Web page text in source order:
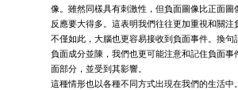
像。雖然同樣具有刺激性，但負面圖像比正面圖
反應要大得多。這表明我們往往更加重視和關注
不僅如此，大腦也更容易接收到負面事件。換句
負面成分並陳，我們也更可能注意和記住負面事
面部分，並受到其影響。
這種情形也以各種不同方式出現在我們的生活中